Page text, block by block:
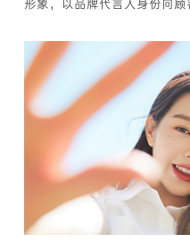
形象，以品牌代言人身份向顾